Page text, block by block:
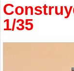
1/35